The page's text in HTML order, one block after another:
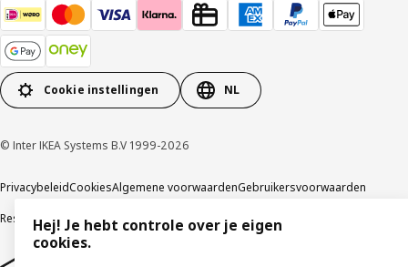
Cookie instellingen NL
© Inter IKEA Systems B.V 1999-2026
PrivacybeleidCookiesAlgemene voorwaardenGebruikersvoorwaarden
Responsible Disclosure Program Verklaring digitale toegankelijkheid
Hej! Je hebt controle over je eigen
cookies.